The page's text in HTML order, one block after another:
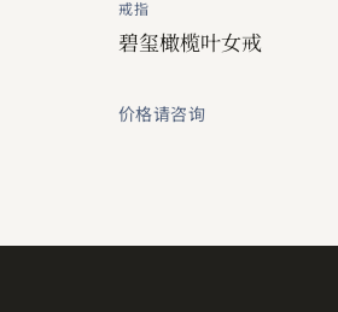
戒指
碧玺橄榄叶女戒
价格请咨询